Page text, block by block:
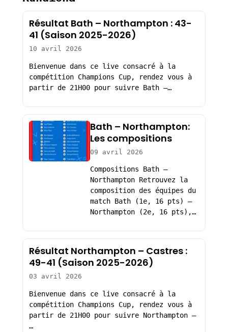
Résultat Bath – Northampton : 43-
41 (Saison 2025-2026)
10 avril 2026
Bienvenue dans ce live consacré à la
compétition Champions Cup, rendez vous à
partir de 21H00 pour suivre Bath –…
Bath – Northampton:
Les compositions
09 avril 2026
Compositions Bath –
Northampton Retrouvez la
composition des équipes du
match Bath (1e, 16 pts) –
Northampton (2e, 16 pts),…
Résultat Northampton – Castres :
49-41 (Saison 2025-2026)
03 avril 2026
Bienvenue dans ce live consacré à la
compétition Champions Cup, rendez vous à
partir de 21H00 pour suivre Northampton –
…